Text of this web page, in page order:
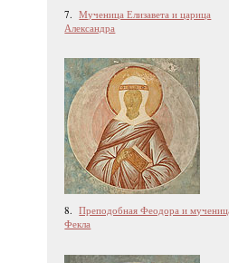
7.Мученица Елизавета и царица
Александра
8.Преподобная Феодора и
Фекла